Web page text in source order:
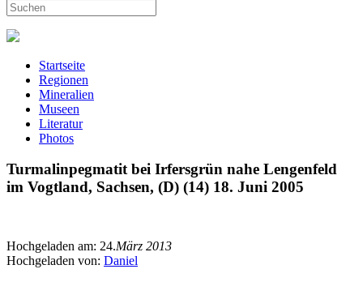
Startseite
Regionen
Mineralien
Museen
Literatur
Photos
Turmalinpegmatit bei Irfersgrün nahe Lengenfeld
im Vogtland, Sachsen, (D) (14) 18. Juni 2005
Hochgeladen am: 24.März 2013
Hochgeladen von: Daniel